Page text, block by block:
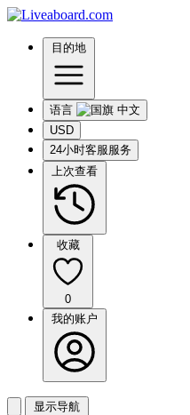
目的地
语言
USD
24小时客服服务
上次查看
收藏
0
我的账户
显示导航